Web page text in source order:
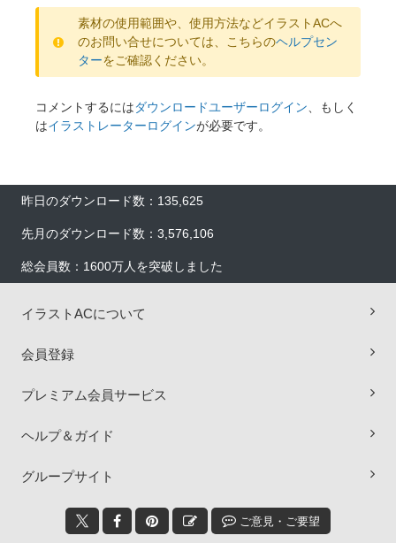
素材の使用範囲や、使用方法などイラストACへ
のお問い合せについては、こちらのヘルプセン
ターをご確認ください。
コメントするにはダウンロードユーザーログイン、もしく
はイラストレーターログインが必要です。
昨日のダウンロード数：135,625
先月のダウンロード数：3,576,106
総会員数：1600万人を突破しました
イラストACについて
会員登録
プレミアム会員サービス
ヘルプ＆ガイド
グループサイト
ご意見・ご要望